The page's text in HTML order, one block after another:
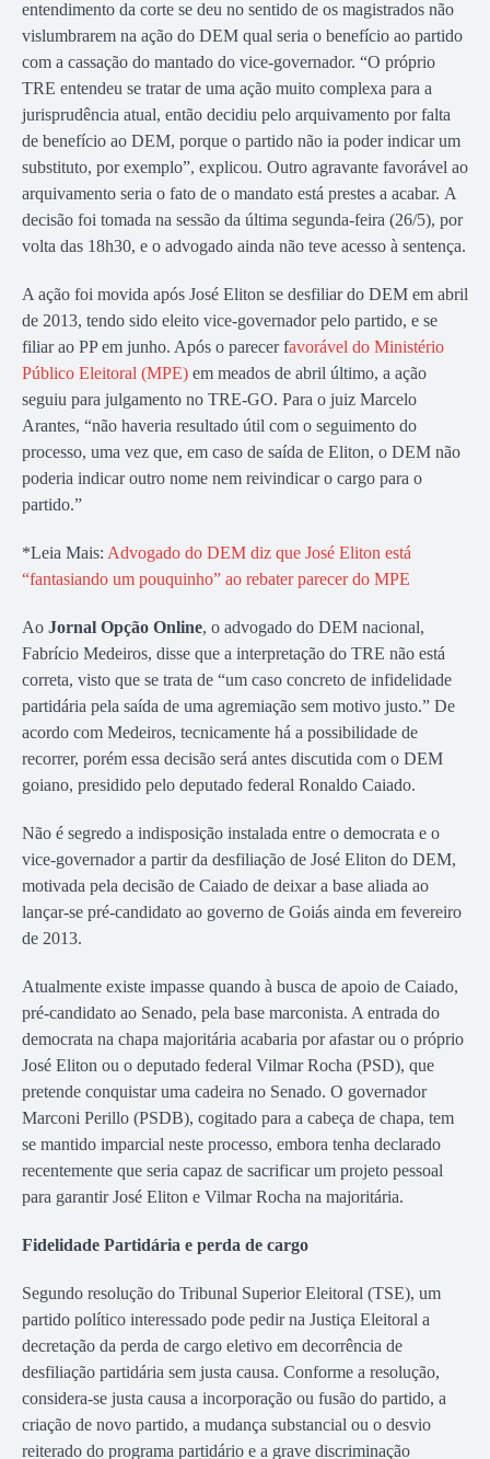
entendimento da corte se deu no sentido de os magistrados não
vislumbrarem na ação do DEM qual seria o benefício ao partido
com a cassação do mantado do vice-governador. “O próprio
TRE entendeu se tratar de uma ação muito complexa para a
jurisprudência atual, então decidiu pelo arquivamento por falta
de benefício ao DEM, porque o partido não ia poder indicar um
substituto, por exemplo”, explicou. Outro agravante favorável ao
arquivamento seria o fato de o mandato está prestes a acabar. A
decisão foi tomada na sessão da última segunda-feira (26/5), por
volta das 18h30, e o advogado ainda não teve acesso à sentença.
A ação foi movida após José Eliton se desfiliar do DEM em abril
de 2013, tendo sido eleito vice-governador pelo partido, e se
filiar ao PP em junho. Após o parecer favorável do Ministério
Público Eleitoral (MPE) em meados de abril último, a ação
seguiu para julgamento no TRE-GO. Para o juiz Marcelo
Arantes, “não haveria resultado útil com o seguimento do
processo, uma vez que, em caso de saída de Eliton, o DEM não
poderia indicar outro nome nem reivindicar o cargo para o
partido.”
*Leia Mais: Advogado do DEM diz que José Eliton está
“fantasiando um pouquinho” ao rebater parecer do MPE
Ao Jornal Opção Online, o advogado do DEM nacional,
Fabrício Medeiros, disse que a interpretação do TRE não está
correta, visto que se trata de “um caso concreto de infidelidade
partidária pela saída de uma agremiação sem motivo justo.” De
acordo com Medeiros, tecnicamente há a possibilidade de
recorrer, porém essa decisão será antes discutida com o DEM
goiano, presidido pelo deputado federal Ronaldo Caiado.
Não é segredo a indisposição instalada entre o democrata e o
vice-governador a partir da desfiliação de José Eliton do DEM,
motivada pela decisão de Caiado de deixar a base aliada ao
lançar-se pré-candidato ao governo de Goiás ainda em fevereiro
de 2013.
Atualmente existe impasse quando à busca de apoio de Caiado,
pré-candidato ao Senado, pela base marconista. A entrada do
democrata na chapa majoritária acabaria por afastar ou o próprio
José Eliton ou o deputado federal Vilmar Rocha (PSD), que
pretende conquistar uma cadeira no Senado. O governador
Marconi Perillo (PSDB), cogitado para a cabeça de chapa, tem
se mantido imparcial neste processo, embora tenha declarado
recentemente que seria capaz de sacrificar um projeto pessoal
para garantir José Eliton e Vilmar Rocha na majoritária.
Fidelidade Partidária e perda de cargo
Segundo resolução do Tribunal Superior Eleitoral (TSE), um
partido político interessado pode pedir na Justiça Eleitoral a
decretação da perda de cargo eletivo em decorrência de
desfiliação partidária sem justa causa. Conforme a resolução,
considera-se justa causa a incorporação ou fusão do partido, a
criação de novo partido, a mudança substancial ou o desvio
reiterado do programa partidário e a grave discriminação